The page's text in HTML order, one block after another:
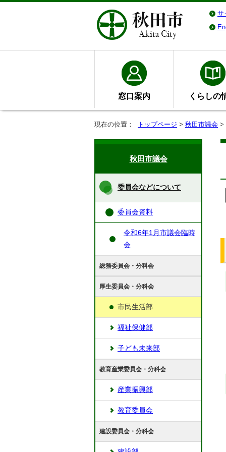
サ
窓口案内 くらしの
現在の位置： トップページ > 秋田市議会 >
秋田市議会
委員会などについて
委員会資料
令和6年1月市議会臨時
会
総務委員会・分科会
厚生委員会・分科会
市民生活部
福祉保健部
子ども未来部
教育産業委員会・分科会
産業振興部
教育委員会
建設委員会・分科会